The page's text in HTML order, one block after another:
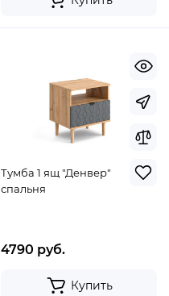
Тумба 1 ящ "Денвер"
спальня
4790 руб.
Купить